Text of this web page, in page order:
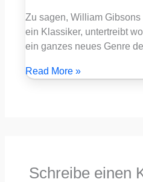
Zu sagen, William
ein Klassiker, untertreibt
ein ganzes neues Genre
Read More »
Schreibe einen